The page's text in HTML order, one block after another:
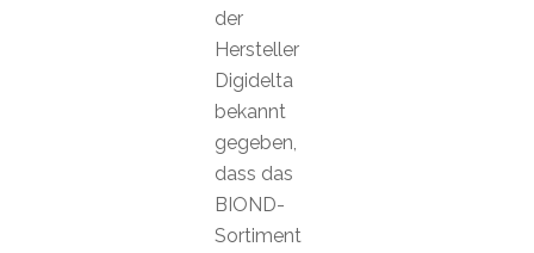
der
Hersteller
Digidelta
bekannt
gegeben,
dass das
BIOND-
Sortiment